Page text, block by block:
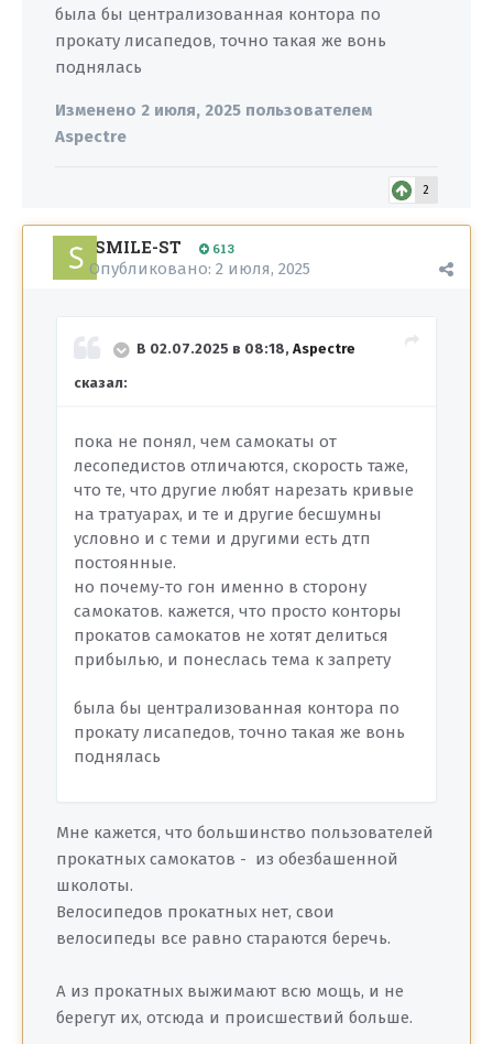
была бы централизованная контора по
прокату лисапедов, точно такая же вонь
поднялась
Изменено 2 июля, 2025 пользователем
Aspectre
2
SMILE-ST 613
Опубликовано: 2 июля, 2025
В 02.07.2025 в 08:18, Aspectre
сказал:
пока не понял, чем самокаты от
лесопедистов отличаются, скорость таже,
что те, что другие любят нарезать кривые
на тратуарах, и те и другие бесшумны
условно и с теми и другими есть дтп
постоянные.
но почему-то гон именно в сторону
самокатов. кажется, что просто конторы
прокатов самокатов не хотят делиться
прибылью, и понеслась тема к запрету
была бы централизованная контора по
прокату лисапедов, точно такая же вонь
поднялась
Мне кажется, что большинство пользователей
прокатных самокатов - из обезбашенной
школоты.
Велосипедов прокатных нет, свои
велосипеды все равно стараются беречь.
А из прокатных выжимают всю мощь, и не
берегут их, отсюда и происшествий больше.